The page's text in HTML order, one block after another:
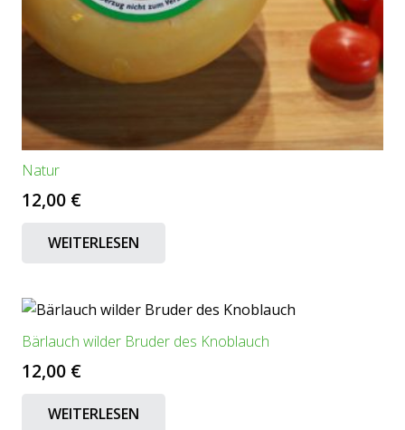
Natur
12,00 €
WEITERLESEN
Bärlauch wilder Bruder des Knoblauch
12,00 €
WEITERLESEN